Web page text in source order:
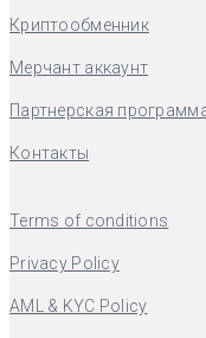
Криптообменник
Мерчант аккаунт
Партнерская
Контакты
Terms of conditions
Privacy Policy
AML & KYC Policy